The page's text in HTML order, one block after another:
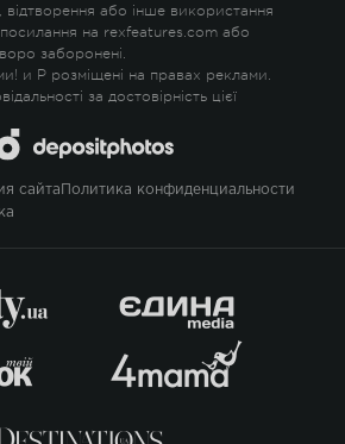
відтворення або інше використання
посилання на rexfeatures.com або
заборонені.
! и P розміщені на правах реклами.
за достовірність цієї
сайта Политика конфиденциальности